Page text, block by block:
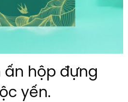
ấn hộp đựng
yến.